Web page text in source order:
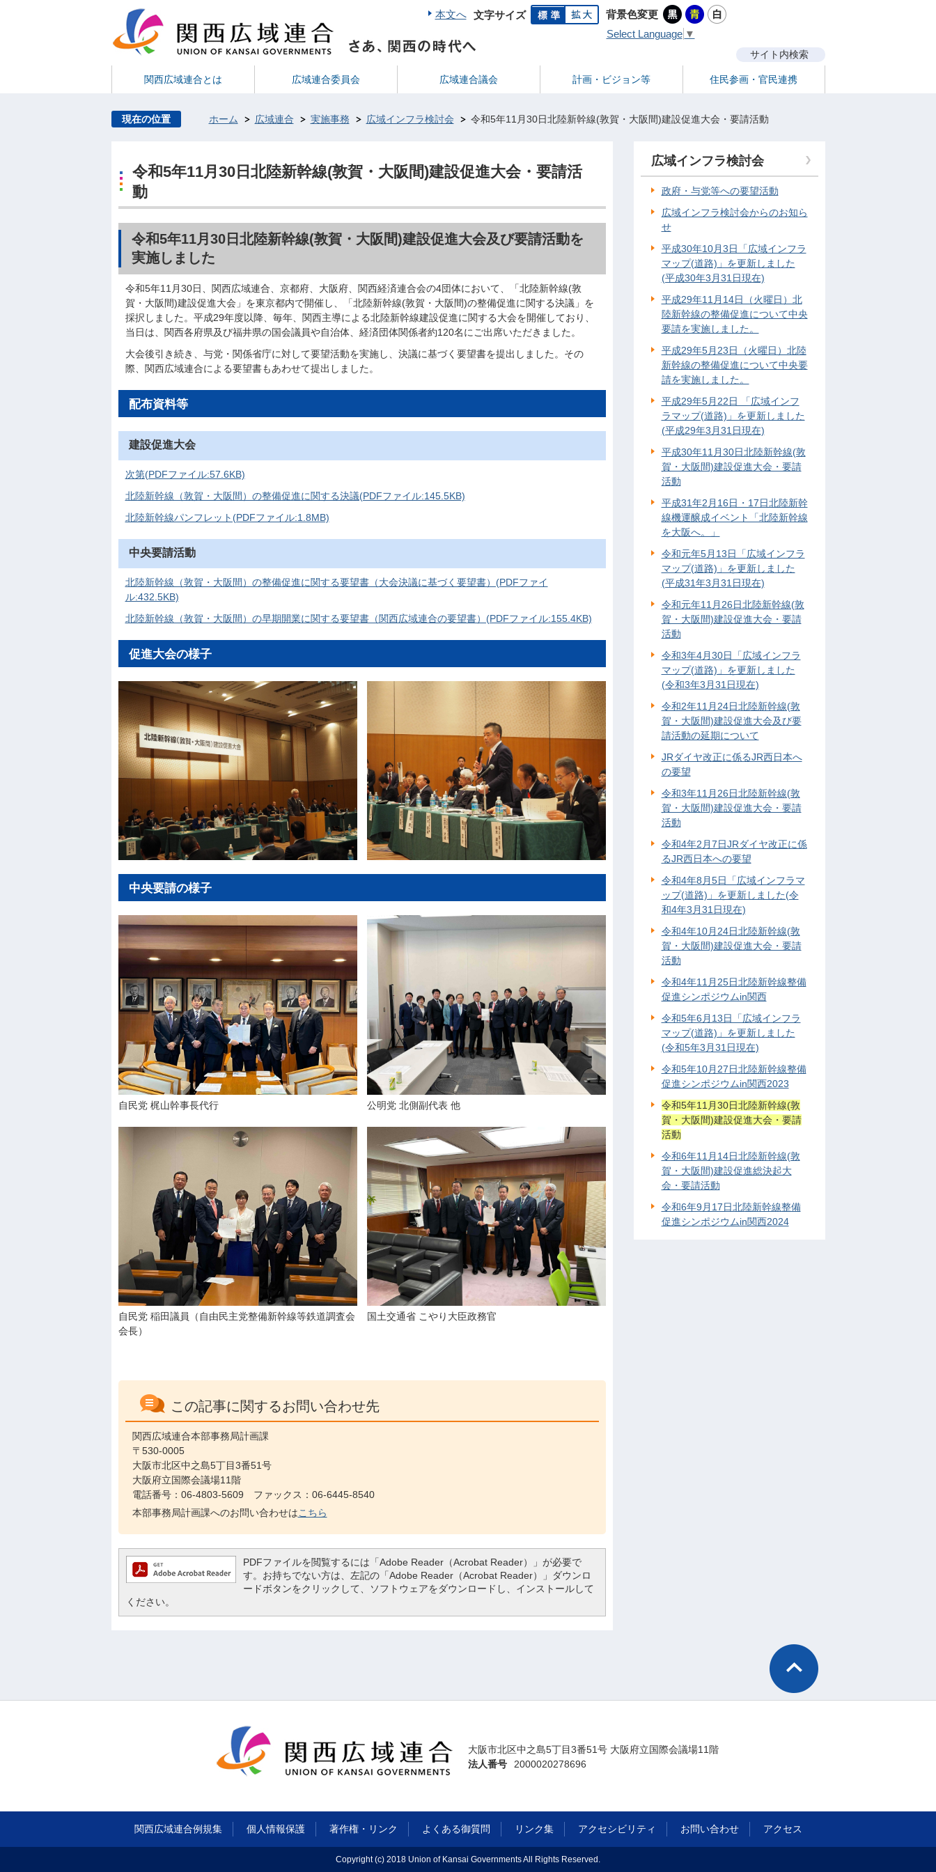
本文へ 文字サイズ
背景色変更
Select Language ▼
サイト内検索
関西広域連合とは 広域連合委員会 広域連合議会 計画・ビジョン等 住民参画・官民連携
現在の位置 ホーム 広域連合 実施事務 広域インフラ検討会 令和5年11月30日北陸新幹線(敦賀・大阪間)建設促進大会・要請活動
令和5年11月30日北陸新幹線(敦賀・大阪間)建設促進大会・要請活
動
令和5年11月30日北陸新幹線(敦賀・大阪間)建設促進大会及び要請活動を
実施しました
令和5年11月30日、関西広域連合、京都府、大阪府、関西経済連合会の4団体において、「北陸新幹線(敦
賀・大阪間)建設促進大会」を東京都内で開催し、「北陸新幹線(敦賀・大阪間)の整備促進に関する決議」を
採択しました。平成29年度以降、毎年、関西主導による北陸新幹線建設促進に関する大会を開催しており、
当日は、関西各府県及び福井県の国会議員や自治体、経済団体関係者約120名にご出席いただきました。
大会後引き続き、与党・関係省庁に対して要望活動を実施し、決議に基づく要望書を提出しました。その
際、関西広域連合による要望書もあわせて提出しました。
配布資料等
建設促進大会
次第(PDFファイル:57.6KB)
北陸新幹線（敦賀・大阪間）の整備促進に関する決議(PDFファイル:145.5KB)
北陸新幹線パンフレット(PDFファイル:1.8MB)
中央要請活動
北陸新幹線（敦賀・大阪間）の整備促進に関する要望書（大会決議に基づく要望書）(PDFファイ
ル:432.5KB)
北陸新幹線（敦賀・大阪間）の早期開業に関する要望書（関西広域連合の要望書）(PDFファイル:155.4KB)
促進大会の様子
中央要請の様子
自民党 梶山幹事長代行 公明党 北側副代表 他
自民党 稲田議員（自由民主党整備新幹線等鉄道調査会
会長）
国土交通省 こやり大臣政務官
この記事に関するお問い合わせ先
関西広域連合本部事務局計画課
〒530-0005
大阪市北区中之島5丁目3番51号
大阪府立国際会議場11階
電話番号：06-4803-5609 ファックス：06-6445-8540
本部事務局計画課へのお問い合わせはこちら
PDFファイルを閲覧するには「Adobe Reader（Acrobat Reader）」が必要で
す。お持ちでない方は、左記の「Adobe Reader（Acrobat Reader）」ダウンロ
ードボタンをクリックして、ソフトウェアをダウンロードし、インストールして
ください。
広域インフラ検討会
政府・与党等への要望活動
広域インフラ検討会からのお知ら
せ
平成30年10月3日「広域インフラ
マップ(道路)」を更新しました
(平成30年3月31日現在)
平成29年11月14日（火曜日）北
陸新幹線の整備促進について中央
要請を実施しました。
平成29年5月23日（火曜日）北陸
新幹線の整備促進について中央要
請を実施しました。
平成29年5月22日 「広域インフ
ラマップ(道路)」を更新しました
(平成29年3月31日現在)
平成30年11月30日北陸新幹線(敦
賀・大阪間)建設促進大会・要請
活動
平成31年2月16日・17日北陸新幹
線機運醸成イベント「北陸新幹線
を大阪へ。」
令和元年5月13日「広域インフラ
マップ(道路)」を更新しました
(平成31年3月31日現在)
令和元年11月26日北陸新幹線(敦
賀・大阪間)建設促進大会・要請
活動
令和3年4月30日「広域インフラ
マップ(道路)」を更新しました
(令和3年3月31日現在)
令和2年11月24日北陸新幹線(敦
賀・大阪間)建設促進大会及び要
請活動の延期について
JRダイヤ改正に係るJR西日本へ
の要望
令和3年11月26日北陸新幹線(敦
賀・大阪間)建設促進大会・要請
活動
令和4年2月7日JRダイヤ改正に係
るJR西日本への要望
令和4年8月5日「広域インフラマ
ップ(道路)」を更新しました(令
和4年3月31日現在)
令和4年10月24日北陸新幹線(敦
賀・大阪間)建設促進大会・要請
活動
令和4年11月25日北陸新幹線整備
促進シンポジウムin関西
令和5年6月13日「広域インフラ
マップ(道路)」を更新しました
(令和5年3月31日現在)
令和5年10月27日北陸新幹線整備
促進シンポジウムin関西2023
令和5年11月30日北陸新幹線(敦
賀・大阪間)建設促進大会・要請
活動
令和6年11月14日北陸新幹線(敦
賀・大阪間)建設促進総決起大
会・要請活動
令和6年9月17日北陸新幹線整備
促進シンポジウムin関西2024
大阪市北区中之島5丁目3番51号 大阪府立国際会議場11階
法人番号
2000020278696
関西広域連合例規集 個人情報保護 著作権・リンク よくある御質問 リンク集 アクセシビリティ お問い合わせ アクセス
Copyright (c) 2018 Union of Kansai Governments All Rights Reserved.